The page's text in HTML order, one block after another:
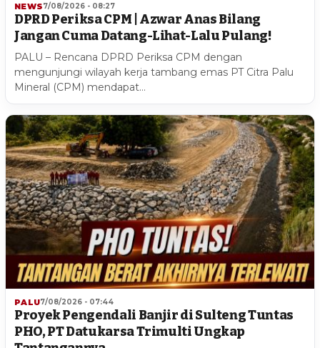
NEWS7/08/2026 - 08:27
DPRD Periksa CPM | Azwar Anas Bilang
Jangan Cuma Datang-Lihat-Lalu Pulang!
PALU – Rencana DPRD Periksa CPM dengan
mengunjungi wilayah kerja tambang emas PT Citra Palu
Mineral (CPM) mendapat…
PALU7/08/2026 - 07:44
Proyek Pengendali Banjir di Sulteng Tuntas
PHO, PT Datukarsa Trimulti Ungkap